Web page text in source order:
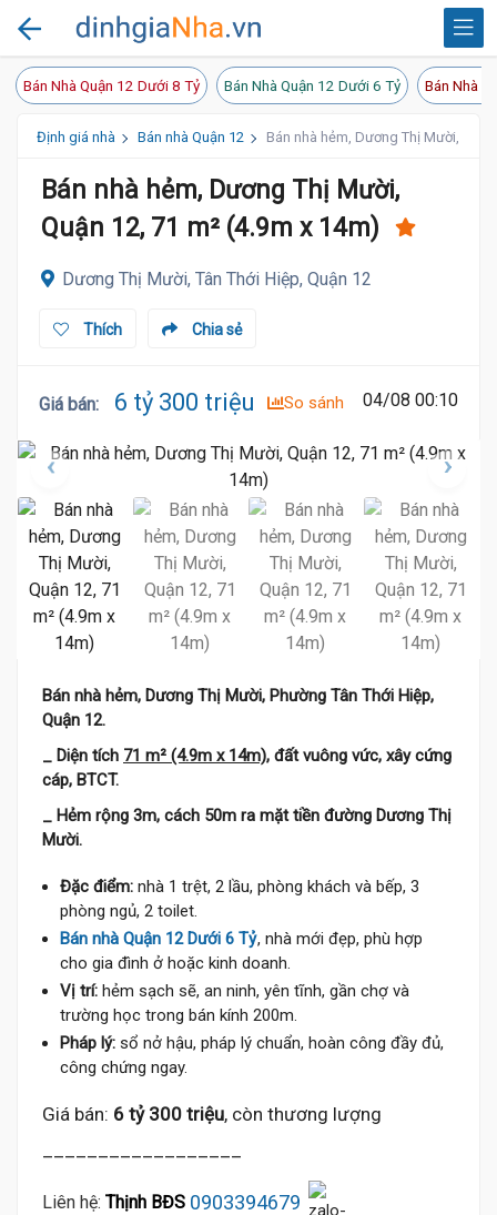
Bán Nhà Quận 12 Dưới 8 Tỷ Bán Nhà Quận 12 Dưới 6 Tỷ Bán Nhà
Định giá nhà Bán nhà Quận 12 Bán nhà hẻm, Dương Thị Mười,
Bán nhà hẻm, Dương Thị Mười,
Quận 12, 71 m² (4.9m x 14m)
Dương Thị Mười, Tân Thới Hiệp, Quận 12
Chia sẻ
Thích
Giá bán: 6 tỷ 300 triệu So sánh 04/08 00:10
Bán nhà hẻm, Dương Thị Mười, Phường Tân Thới Hiệp,
Quận 12.
_ Diện tích 71 m² (4.9m x 14m), đất vuông vức, xây cứng
cáp, BTCT.
_ Hẻm rộng 3m, cách 50m ra mặt tiền đường Dương Thị
Mười.
Đặc điểm: nhà 1 trệt, 2 lầu, phòng khách và bếp, 3
phòng ngủ, 2 toilet.
Bán nhà Quận 12 Dưới 6 Tỷ, nhà mới đẹp, phù hợp
cho gia đình ở hoặc kinh doanh.
Vị trí: hẻm sạch sẽ, an ninh, yên tĩnh, gần chợ và
trường học trong bán kính 200m.
Pháp lý: sổ nở hậu, pháp lý chuẩn, hoàn công đầy đủ,
công chứng ngay.
Giá bán: 6 tỷ 300 triệu, còn thương lượng
Liên hệ: Thịnh BĐS 0903394679